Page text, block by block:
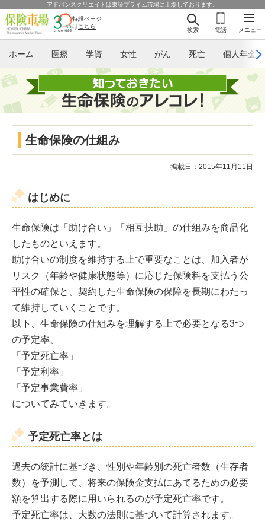
アドバンスクリエイトは東証プライム市場に上場しております。
メニュー
検索 電話
特設ページ
は こちら
ホーム 医療 学資 女性 がん 死亡 個人年金
生命保険の仕組み
掲載日：2015年11月11日
はじめに
生命保険は「助け合い」「相互扶助」の仕組みを商品化
したものといえます。
助け合いの制度を維持する上で重要なことは、加入者が
リスク（年齢や健康状態等）に応じた保険料を支払う公
平性の確保と、契約した生命保険の保障を長期にわたっ
て維持していくことです。
以下、生命保険の仕組みを理解する上で必要となる3つ
の予定率、
「予定死亡率」
「予定利率」
「予定事業費率」
についてみていきます。
予定死亡率とは
過去の統計に基づき、性別や年齢別の死亡者数（生存者
数）を予測して、将来の保険金支払にあてるための必要
額を算出する際に用いられるのが予定死亡率です。
予定死亡率は、大数の法則に基づいて計算されます。